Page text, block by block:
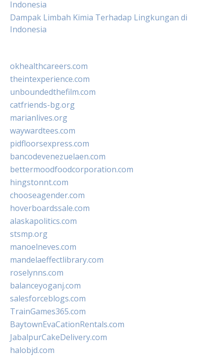
Indonesia
Dampak Limbah Kimia Terhadap Lingkungan di
Indonesia
okhealthcareers.com
theintexperience.com
unboundedthefilm.com
catfriends-bg.org
marianlives.org
waywardtees.com
pidfloorsexpress.com
bancodevenezuelaen.com
bettermoodfoodcorporation.com
hingstonnt.com
chooseagender.com
hoverboardssale.com
alaskapolitics.com
stsmp.org
manoelneves.com
mandelaeffectlibrary.com
roselynns.com
balanceyoganj.com
salesforceblogs.com
TrainGames365.com
BaytownEvaCationRentals.com
JabalpurCakeDelivery.com
halobjd.com